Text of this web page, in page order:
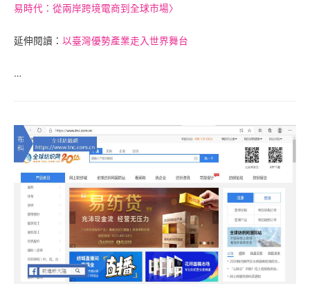
易時代：從兩岸跨境電商到全球市場〉
延伸閱讀： 以臺灣優勢產業走入世界舞台
…